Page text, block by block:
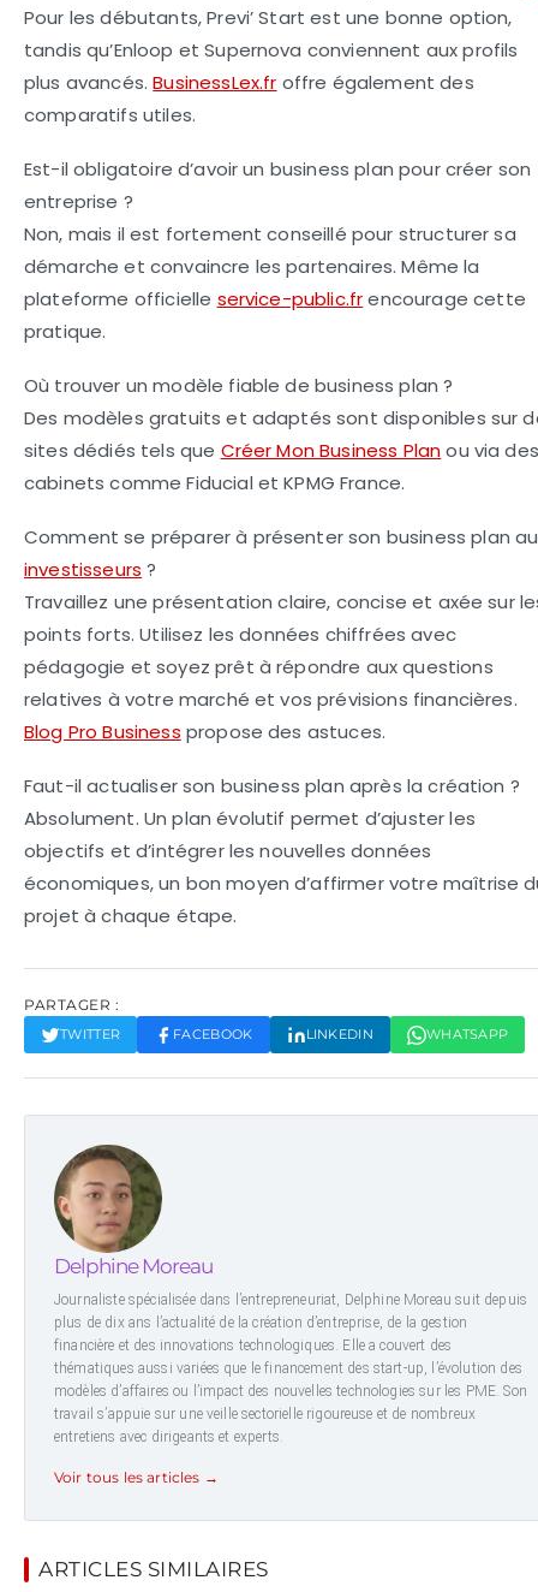
Pour les débutants, Previ’ Start est une bonne option,
tandis qu’Enloop et Supernova conviennent aux profils
plus avancés.BusinessLex.fr offre également des
comparatifs utiles.
Est-il obligatoire d’avoir un business plan pour créer son
entreprise ?
Non, mais il est fortement conseillé pour structurer sa
démarche et convaincre les partenaires. Même la
plateforme officielle service-public.frencourage cette
pratique.
Où trouver un modèle fiable de business plan ?
Des modèles gratuits et adaptés sont disponibles sur
sites dédiés tels que Créer Mon Business Planou via des
cabinets comme Fiducial et KPMG France.
Comment se préparer à présenter son business plan
investisseurs ?
Travaillez une présentation claire, concise et axée sur
points forts. Utilisez les données chiffrées avec
pédagogie et soyez prêt à répondre aux questions
relatives à votre marché et vos prévisions financières.
Blog Pro Business propose des astuces.
Faut-il actualiser son business plan après la création ?
Absolument. Un plan évolutif permet d’ajuster les
objectifs et d’intégrer les nouvelles données
économiques, un bon moyen d’affirmer votre maîtrise
projet à chaque étape.
PARTAGER :
TWITTER FACEBOOK LINKEDIN WHATSAPP
Delphine Moreau
Journaliste spécialisée dans l’entrepreneuriat, Delphine Moreau suit depuis
plus de dix ans l’actualité de la création d’entreprise, de la gestion
financière et des innovations technologiques. Elle a couvert des
thématiques aussi variées que le financement des start-up, l’évolution des
modèles d’affaires ou l’impact des nouvelles technologies sur les PME. Son
travail s’appuie sur une veille sectorielle rigoureuse et de nombreux
entretiens avec dirigeants et experts.
Voir tous les articles →
ARTICLES SIMILAIRES